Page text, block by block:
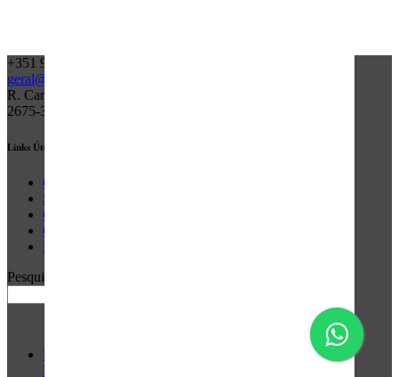
+351 968 165 196
geral@tdaexpress.pt
R. Carlos José Barreiros 8 A
2675-317 Odivelas - Lisboa - PT
Links Úteis
Quem Somos
Serviços
Contacto
Calculadora
Rastreio
Pesquisar
Política de Privacidade
Livro de Reclamações